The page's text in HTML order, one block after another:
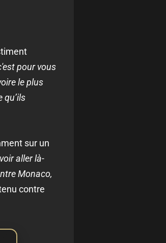
pour vous
le plus
qu’ils
sur un
aller là-
Monaco,
contre